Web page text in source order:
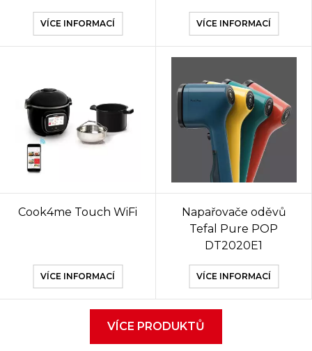
VÍCE INFORMACÍ VÍCE INFORMACÍ
Cook4me Touch WiFi
VÍCE INFORMACÍ
Napařovače oděvů
Tefal Pure POP
DT2020E1
VÍCE INFORMACÍ
VÍCE PRODUKTŮ